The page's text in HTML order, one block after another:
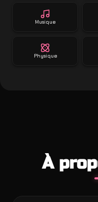
Musique
Physique
À